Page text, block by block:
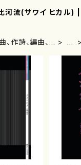
河流(サワイ ヒカル)
、作詩、編曲、
さ